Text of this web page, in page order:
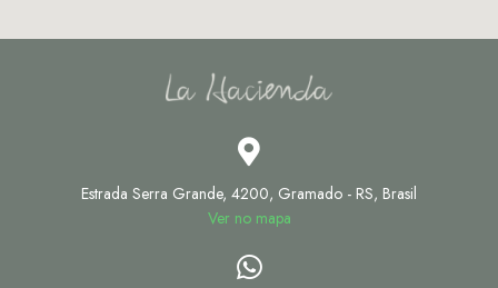
Estrada Serra Grande, 4200, Gramado - RS, Brasil
Ver no mapa